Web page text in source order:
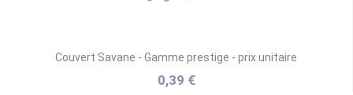
Couvert Savane - Gamme prestige - prix unitaire
0,39 €